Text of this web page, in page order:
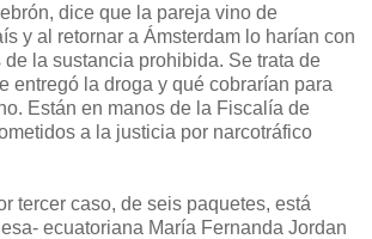
dice que la pareja vino de
y al retornar a Ámsterdam lo harían con
de la sustancia prohibida. Se trata de
entregó la droga y qué cobrarían para
Están en manos de la Fiscalía de
a la justicia por narcotráfico
tercer caso, de seis paquetes, está
ecuatoriana María Fernanda Jordan